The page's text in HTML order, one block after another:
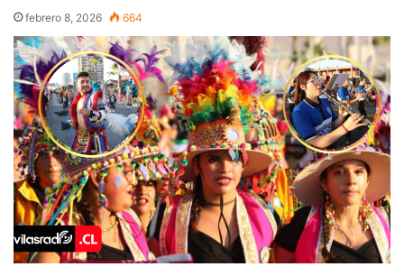
febrero 8, 2026 664